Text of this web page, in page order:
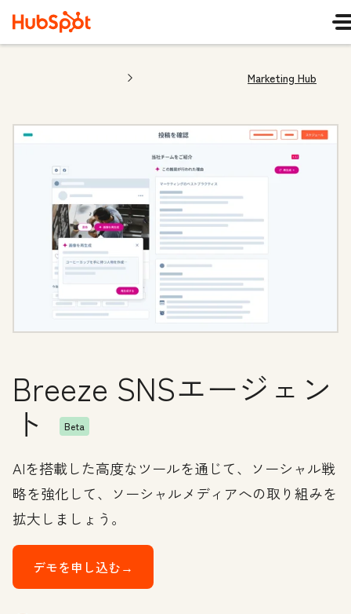
Marketing Hub
Breeze SNSエージェン
ト Beta
AIを搭載した高度なツールを通じて、ソーシャル戦
略を強化して、ソーシャルメディアへの取り組みを
拡大しましょう。
デモを申し込む→